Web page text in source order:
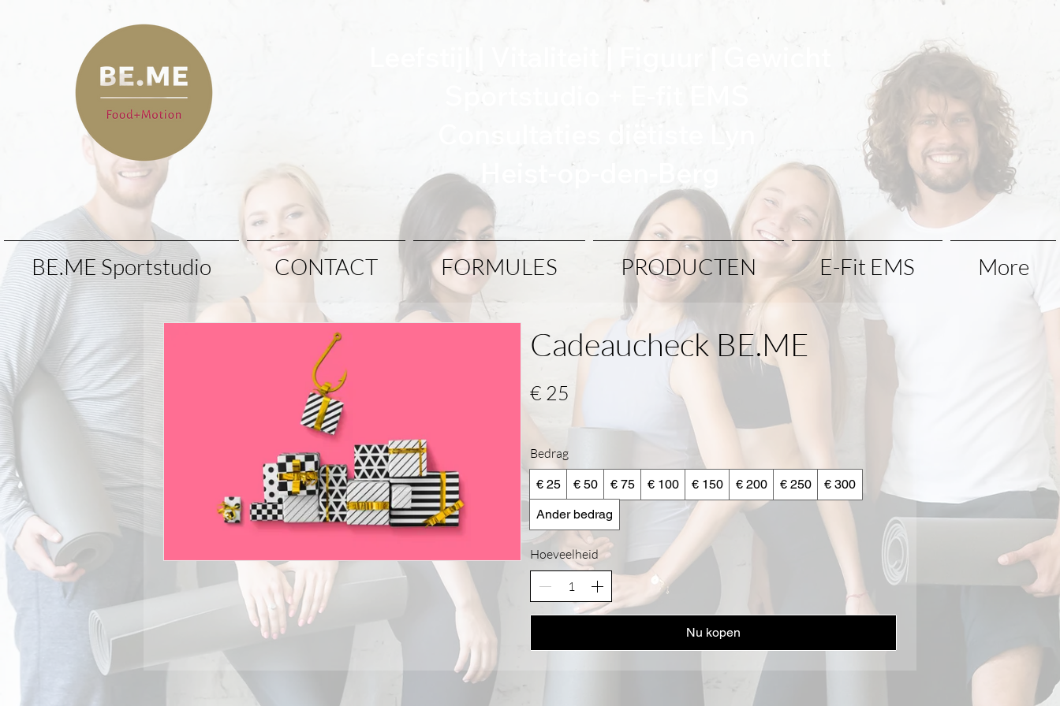
Leefstijl | Vitaliteit | Figuur | Gewicht
Sportstudio + E-fit EMS
Heist-op-den-Berg
Cadeaucheck BE.ME
€ 25
Bedrag
€ 25 € 50 € 75 € 100 € 150 € 200 € 250
€ 300
Ander bedrag
Hoeveelheid
Nu kopen
BE.ME Sportstudio CONTACT FORMULES PRODUCTEN E-Fit EMS More